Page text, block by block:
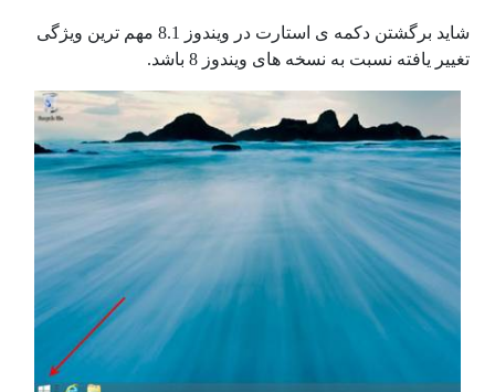
شاید برگشتن دکمه ی استارت در ویندوز 8.1 مهم ترین ویژگی
تغییر یافته نسبت به نسخه های ویندوز 8 باشد.